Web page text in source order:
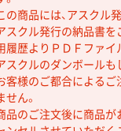
の商品には、アスクル
スクル発行の納品書を
履歴よりＰＤＦファイ
スクルのダンボールも
客様のご都合によるご
せん。
品のご注文後に商品が